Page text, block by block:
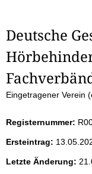
S
e
i
e
n
Deutsche
Eingetragener Verein
Registernummer:
Ersteintrag:
Letzte Änderung: